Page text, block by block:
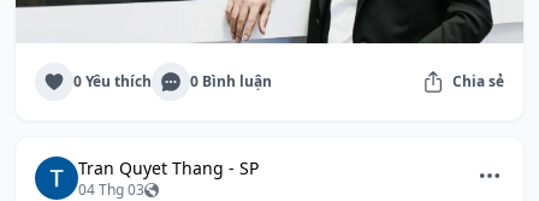
0 Yêu thích 0 Bình luận Chia sẻ
Tran Quyet Thang - SP
04 Thg 03